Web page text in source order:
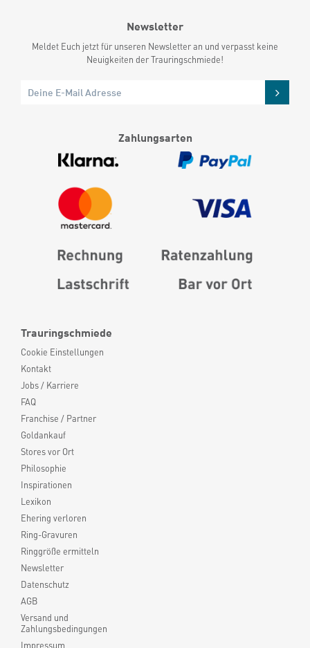
Trauringschmiede
Cookie Einstellungen
Kontakt
Jobs / Karriere
FAQ
Franchise / Partner
Goldankauf
Stores vor Ort
Philosophie
Inspirationen
Lexikon
Ehering verloren
Ring-Gravuren
Ringgröße ermitteln
Newsletter
Datenschutz
AGB
Versand und
Zahlungsbedingungen
Impressum
Newsletter
Meldet Euch jetzt für unseren Newsletter an und verpasst keine
Neuigkeiten der Trauringschmiede!
Zahlungsarten